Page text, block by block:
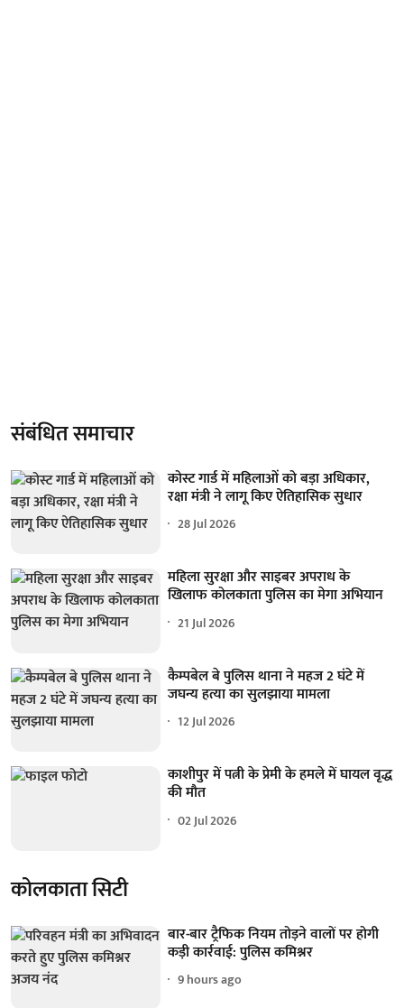
संबंधित समाचार
कोस्ट गार्ड में महिलाओं को बड़ा अधिकार,
रक्षा मंत्री ने लागू किए ऐतिहासिक सुधार
28 Jul 2026
महिला सुरक्षा और साइबर अपराध के
खिलाफ कोलकाता पुलिस का मेगा अभियान
21 Jul 2026
कैम्पबेल बे पुलिस थाना ने महज 2 घंटे में
जघन्य हत्या का सुलझाया मामला
12 Jul 2026
काशीपुर में पत्नी के प्रेमी के हमले में घायल वृद्ध
की मौत
02 Jul 2026
कोलकाता सिटी
बार-बार ट्रैफिक नियम तोड़ने वालों पर होगी
कड़ी कार्रवाई: पुलिस कमिश्नर
9 hours ago